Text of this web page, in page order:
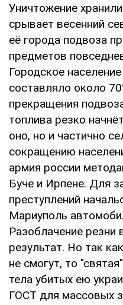
Уничтожение
срывает весенний
её города подвоза
предметов
Городское
составляло около
прекращения
топлива резко
оно, но и частично
сокращению
армия россии
Буче и Ирпене. Для
преступлений
Мариуполь
Разоблачение резни
результат. Но так
не смогут, то
тела убитых ею
ГОСТ для массовых